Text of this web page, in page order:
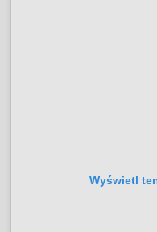
Wyświetl